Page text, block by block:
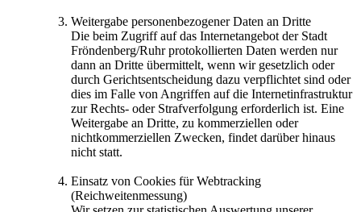
Weitergabe personenbezogener Daten an Dritte
Die beim Zugriff auf das Internetangebot der Stadt
Fröndenberg/Ruhr protokollierten Daten werden nur
dann an Dritte übermittelt, wenn wir gesetzlich oder
durch Gerichtsentscheidung dazu verpflichtet sind oder
dies im Falle von Angriffen auf die Internetinfrastruktur
zur Rechts- oder Strafverfolgung erforderlich ist. Eine
Weitergabe an Dritte, zu kommerziellen oder
nichtkommerziellen Zwecken, findet darüber hinaus
nicht statt.
Einsatz von Cookies für Webtracking
(Reichweitenmessung)